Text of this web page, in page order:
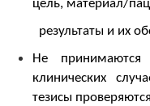
цель, материал/
результаты и их
Не
клинических
тезисы